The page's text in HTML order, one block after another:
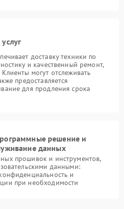
доставку техники по
и качественный ремонт,
могут отслеживать
предоставляется
для продления срока
решение и
данных
прошивок и инструментов,
данными:
и
при необходимости